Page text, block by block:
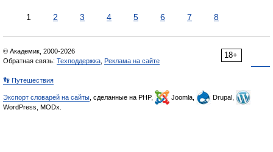
1 2 3 4 5 6 7 8
18+
© Академик, 2000-2026
Обратная связь: Техподдержка Реклама на сайте
👣 Путешествия
Экспорт словарей на сайты , сделанные на PHP, Joomla,
Drupal,
WordPress, MODx.